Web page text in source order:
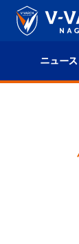
ニュース